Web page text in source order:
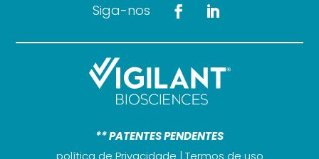
Siga-nos
** PATENTES PENDENTES
política de Privacidade | Termos de uso